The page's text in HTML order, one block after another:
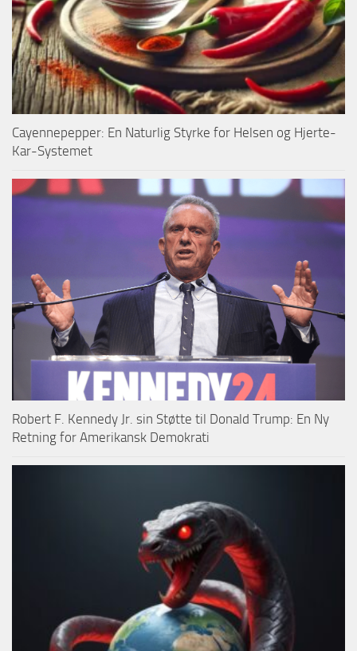
Cayennepepper: En Naturlig Styrke for Helsen og Hjerte-
Kar-Systemet
Robert F. Kennedy Jr. sin Støtte til Donald Trump: En Ny
Retning for Amerikansk Demokrati